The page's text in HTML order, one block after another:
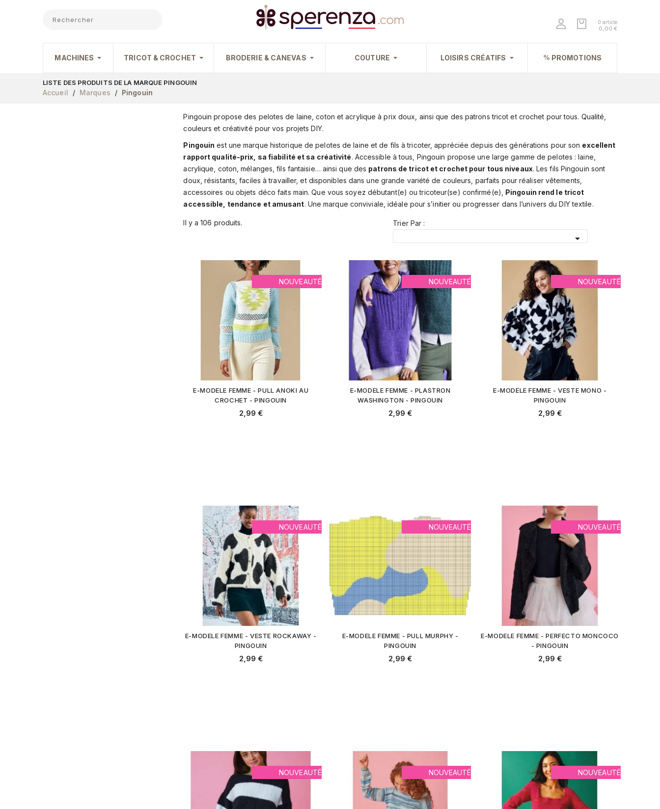
0 article
0,00 €
MACHINES TRICOT & CROCHET BRODERIE & CANEVAS COUTURE LOISIRS CRÉATIFS PROMOTIONS
LISTE DES PRODUITS DE LA MARQUE PINGOUIN
Accueil Marques Pingouin
Pingouin propose des pelotes de laine, coton et acrylique à prix doux, ainsi que des patrons tricot et crochet pour tous. Qualité,
couleurs et créativité pour vos projets DIY.
Pingouin est une marque historique de pelotes de laine et de fils à tricoter, appréciée depuis des générations pour son excellent
rapport qualité-prix, sa fiabilité et sa créativité. Accessible à tous, Pingouin propose une large gamme de pelotes : laine,
acrylique, coton, mélanges, fils fantaisie… ainsi que des patrons de tricot et crochet pour tous niveaux. Les fils Pingouin sont
doux, résistants, faciles à travailler, et disponibles dans une grande variété de couleurs, parfaits pour réaliser vêtements,
accessoires ou objets déco faits main. Que vous soyez débutant(e) ou tricoteur(se) confirmé(e), Pingouin rend le tricot
accessible, tendance et amusant. Une marque conviviale, idéale pour s’initier ou progresser dans l’univers du DIY textile.
Il y a 106 produits. Trier Par :

NOUVEAUTÉ
E-MODELE FEMME - PULL ANOKI AU
CROCHET - PINGOUIN
2,99 €
NOUVEAUTÉ
E-MODELE FEMME - PLASTRON
WASHINGTON - PINGOUIN
2,99 €
NOUVEAUTÉ
E-MODELE FEMME - VESTE MONO -
PINGOUIN
2,99 €
NOUVEAUTÉ
E-MODELE FEMME - VESTE ROCKAWAY -
PINGOUIN
2,99 €
NOUVEAUTÉ
E-MODELE FEMME - PULL MURPHY -
PINGOUIN
2,99 €
NOUVEAUTÉ
E-MODELE FEMME - PERFECTO MONCOCO
- PINGOUIN
2,99 €
NOUVEAUTÉ NOUVEAUTÉ NOUVEAUTÉ